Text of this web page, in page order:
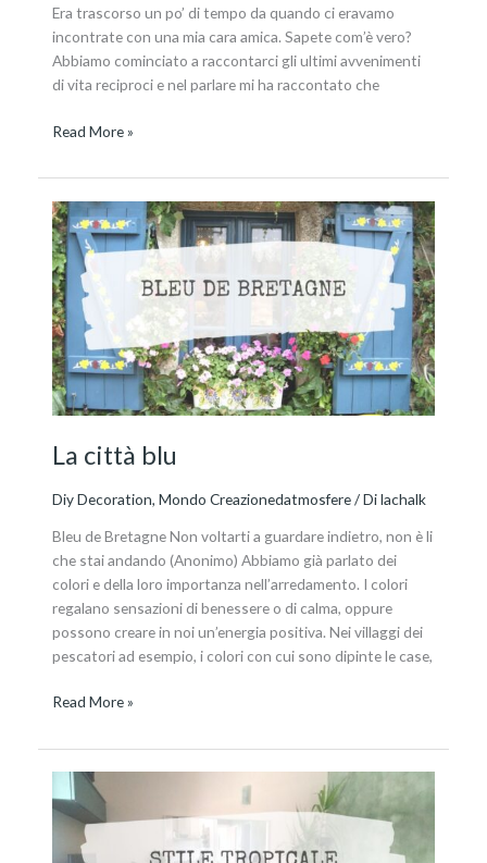
Era trascorso un po’ di tempo da quando ci eravamo
incontrate con una mia cara amica. Sapete com’è vero?
Abbiamo cominciato a raccontarci gli ultimi avvenimenti
di vita reciproci e nel parlare mi ha raccontato che
Read More »
La città blu
Diy Decoration,Mondo Creazionedatmosfere/ Dilachalk
Bleu de Bretagne Non voltarti a guardare indietro, non è li
che stai andando (Anonimo) Abbiamo già parlato dei
colori e della loro importanza nell’arredamento. I colori
regalano sensazioni di benessere o di calma, oppure
possono creare in noi un’energia positiva. Nei villaggi dei
pescatori ad esempio, i colori con cui sono dipinte le case,
La
città
blu
Read More »
Mood
tropical